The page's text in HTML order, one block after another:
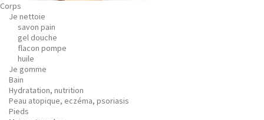
Corps
Je nettoie
savon pain
gel douche
flacon pompe
huile
Je gomme
Bain
Hydratation, nutrition
Peau atopique, eczéma, psoriasis
Pieds